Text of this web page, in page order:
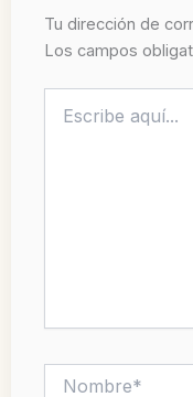
Tu dirección de
Los campos
aquí...